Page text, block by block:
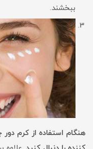
ببخشند.
هنگام استفاده از کرم